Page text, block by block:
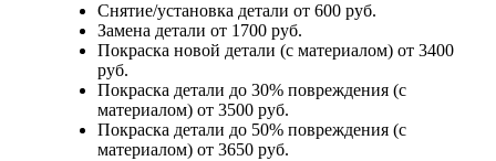
Снятие/установка детали от 600 руб.
Замена детали от 1700 руб.
Покраска новой детали (с материалом) от 3400
руб.
Покраска детали до 30% повреждения (с
материалом) от 3500 руб.
Покраска детали до 50% повреждения (с
материалом) от 3650 руб.